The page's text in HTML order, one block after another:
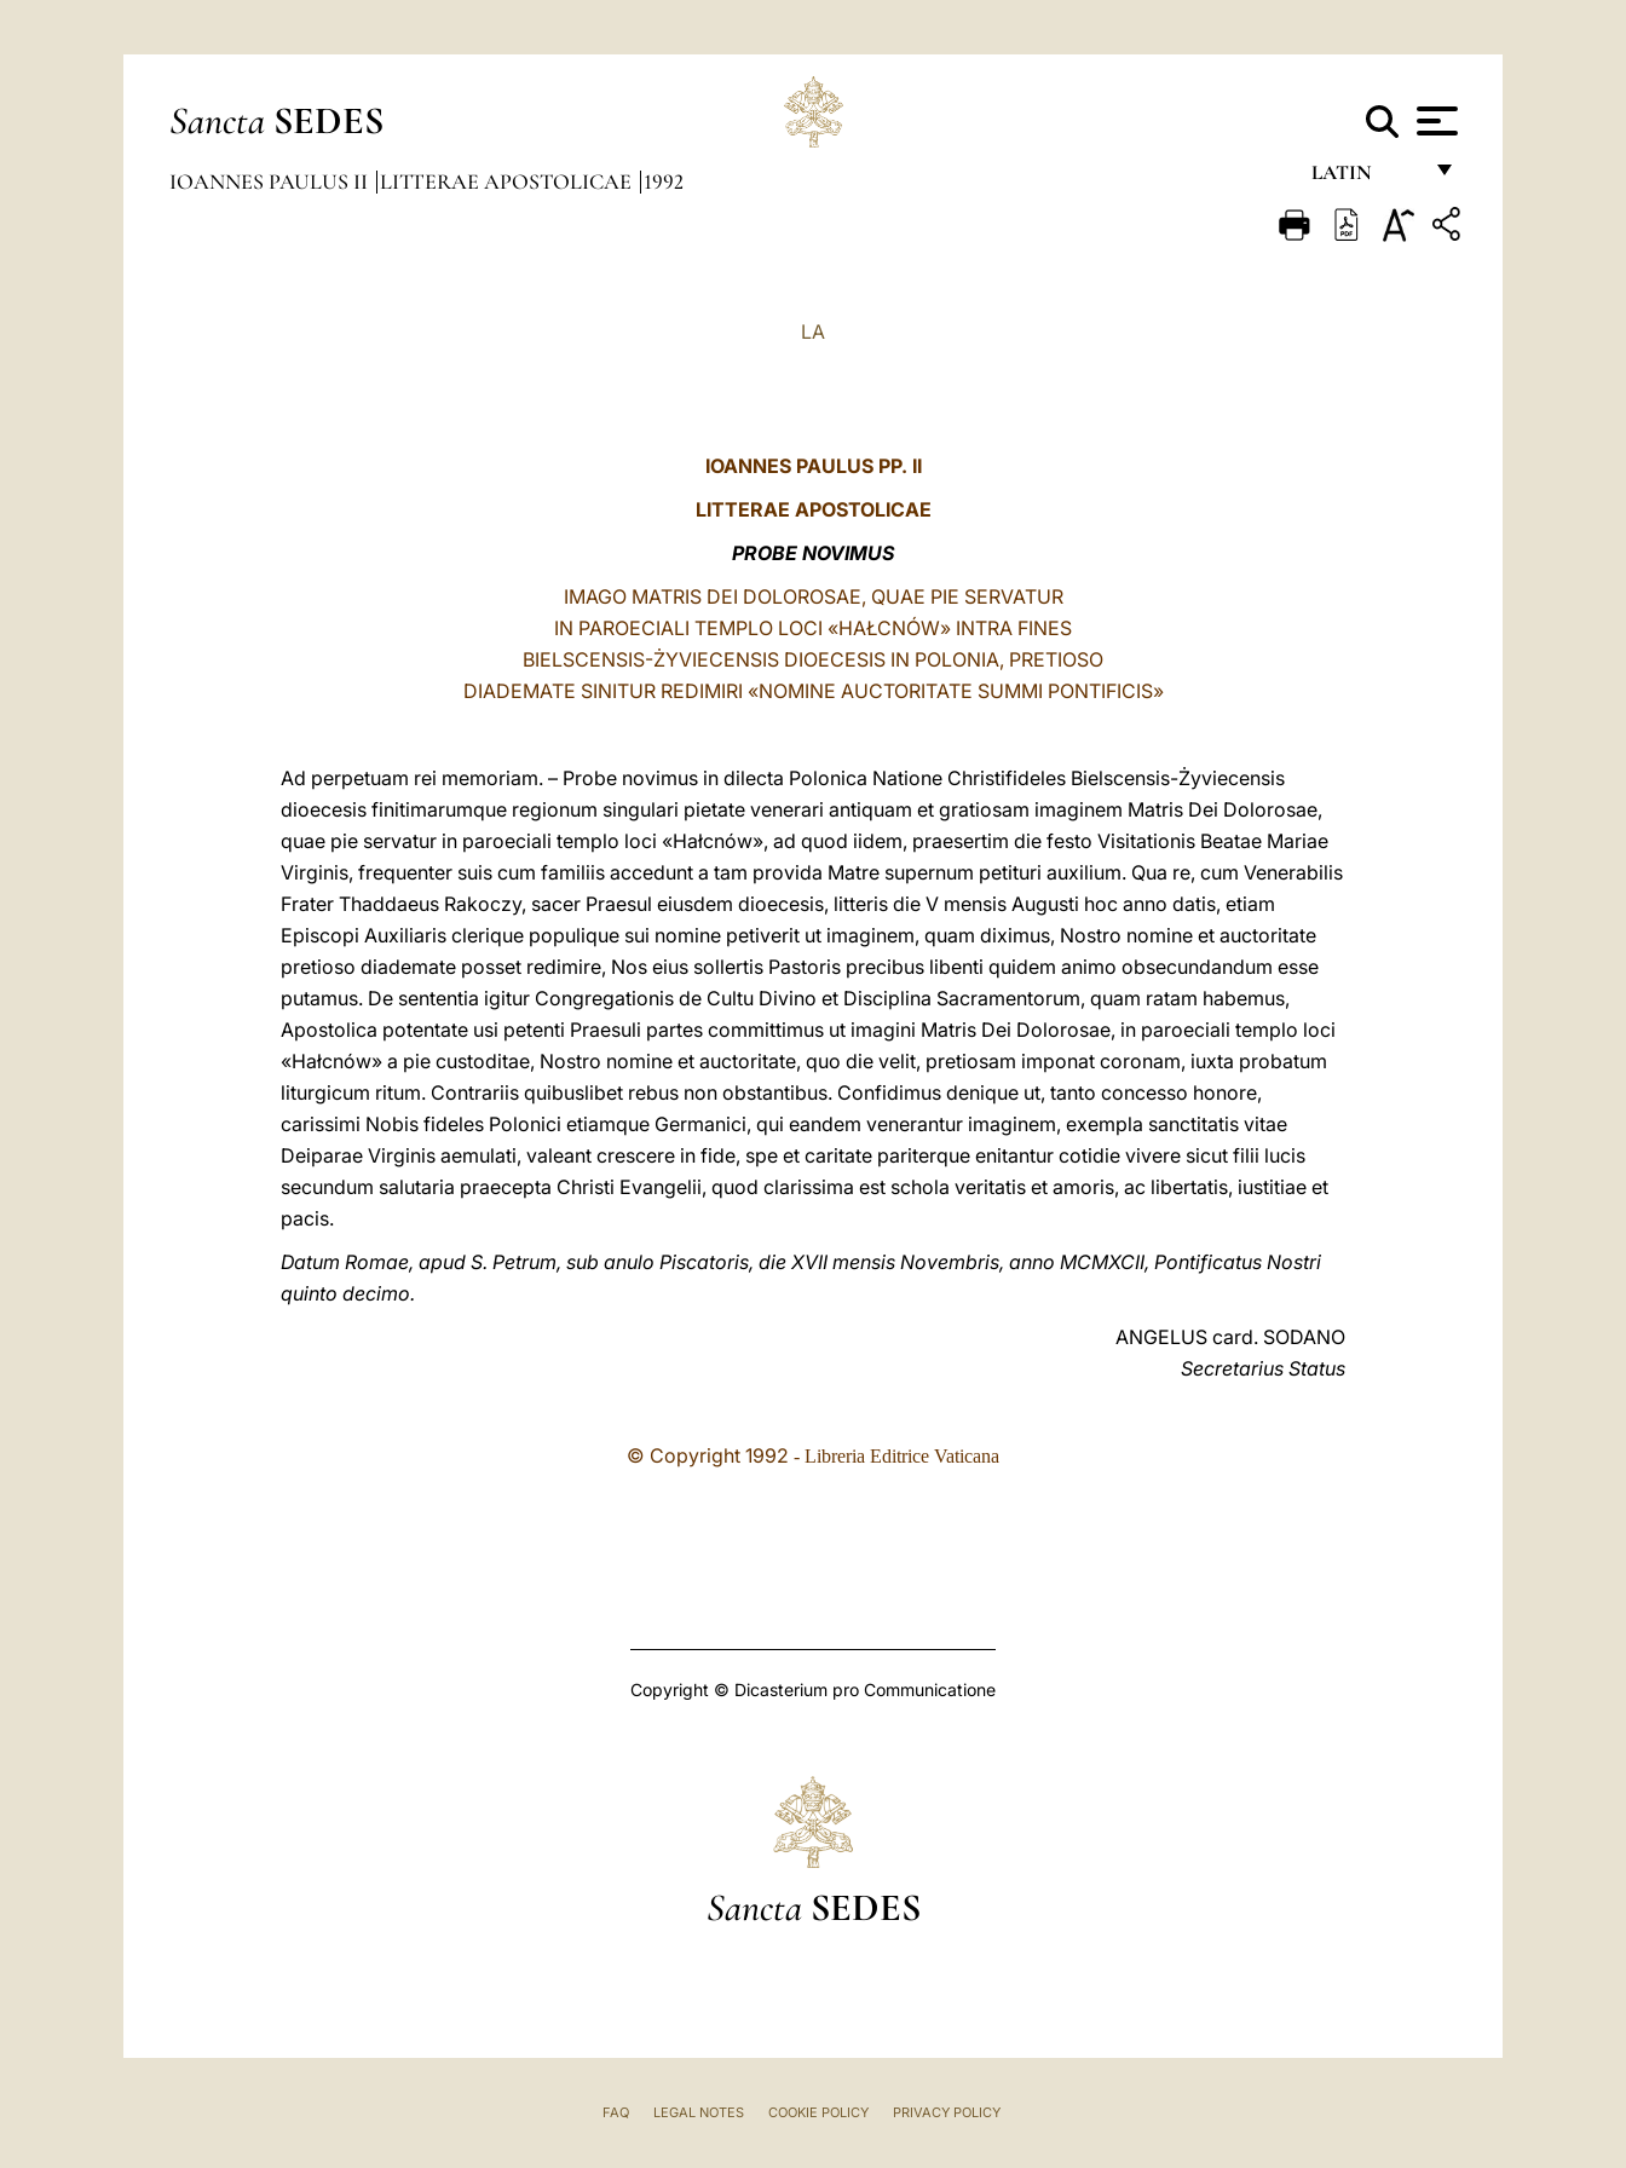
Sancta SEDES
LATIN
FRANÇAIS
IOANNES PAULUS II LITTERAE APOSTOLICAE 1992
LA
IOANNES PAULUS PP. II
LITTERAE APOSTOLICAE
PROBE NOVIMUS
IMAGO MATRIS DEI DOLOROSAE, QUAE PIE SERVATUR
IN PAROECIALI TEMPLO LOCI «HAŁCNÓW» INTRA FINES
BIELSCENSIS-ŻYVIECENSIS DIOECESIS IN POLONIA, PRETIOSO
DIADEMATE SINITUR REDIMIRI «NOMINE AUCTORITATE SUMMI PONTIFICIS»
Ad perpetuam rei memoriam. – Probe novimus in dilecta Polonica Natione Christifideles Bielscensis-Żyviecensis
dioecesis finitimarumque regionum singulari pietate venerari antiquam et gratiosam imaginem Matris Dei Dolorosae,
quae pie servatur in paroeciali templo loci «Hałcnów», ad quod iidem, praesertim die festo Visitationis Beatae Mariae
Virginis, frequenter suis cum familiis accedunt a tam provida Matre supernum petituri auxilium. Qua re, cum Venerabilis
Frater Thaddaeus Rakoczy, sacer Praesul eiusdem dioecesis, litteris die V mensis Augusti hoc anno datis, etiam
Episcopi Auxiliaris clerique populique sui nomine petiverit ut imaginem, quam diximus, Nostro nomine et auctoritate
pretioso diademate posset redimire, Nos eius sollertis Pastoris precibus libenti quidem animo obsecundandum esse
putamus. De sententia igitur Congregationis de Cultu Divino et Disciplina Sacramentorum, quam ratam habemus,
Apostolica potentate usi petenti Praesuli partes committimus ut imagini Matris Dei Dolorosae, in paroeciali templo loci
«Hałcnów» a pie custoditae, Nostro nomine et auctoritate, quo die velit, pretiosam imponat coronam, iuxta probatum
liturgicum ritum. Contrariis quibuslibet rebus non obstantibus. Confidimus denique ut, tanto concesso honore,
carissimi Nobis fideles Polonici etiamque Germanici, qui eandem venerantur imaginem, exempla sanctitatis vitae
Deiparae Virginis aemulati, valeant crescere in fide, spe et caritate pariterque enitantur cotidie vivere sicut filii lucis
secundum salutaria praecepta Christi Evangelii, quod clarissima est schola veritatis et amoris, ac libertatis, iustitiae et
pacis.
Datum Romae, apud S. Petrum, sub anulo Piscatoris, die XVII mensis Novembris, anno MCMXCII, Pontificatus Nostri
quinto decimo.
ANGELUS card. SODANO
Secretarius Status
© Copyright 1992 - Libreria Editrice Vaticana
Copyright © Dicasterium pro Communicatione
Sancta SEDES
FAQ LEGAL NOTES COOKIE POLICY PRIVACY POLICY